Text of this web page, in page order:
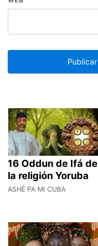
16 Oddun de Ifá de
la religión Yoruba
ASHÉ PA MI CUBA